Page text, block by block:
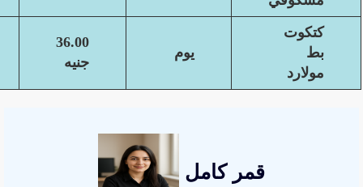
كتكوت
بط
مولارد
يوم
36.00
جنيه
قمر كامل